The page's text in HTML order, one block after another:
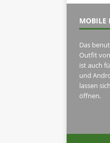
MOBILE
Das
Outfit
ist auch
und
lassen
öffnen.